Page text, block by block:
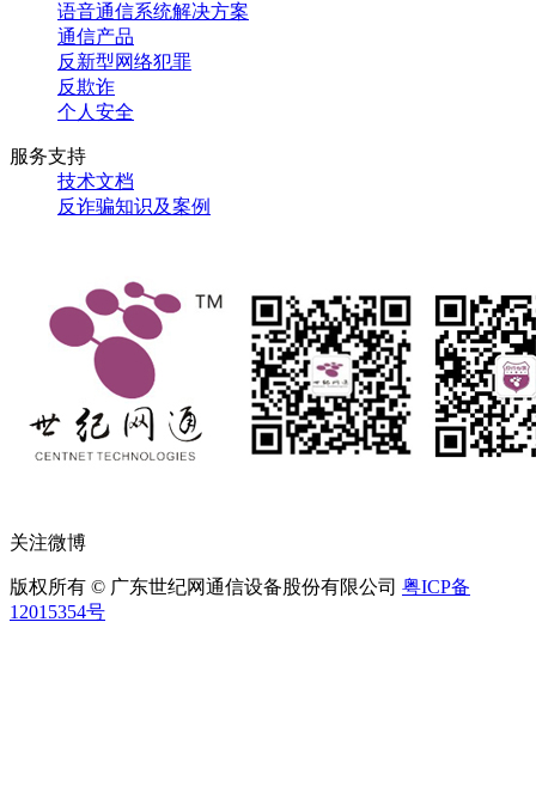
语音通信系统解决方案
通信产品
反新型网络犯罪
反欺诈
个人安全
服务支持
技术文档
反诈骗知识及案例
关注微博
版权所有 © 广东世纪网通信设备股份有限公司 粤ICP备
12015354号